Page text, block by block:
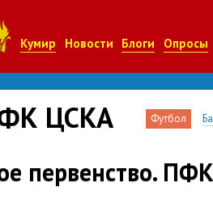
Кумир Новости Блоги Опросы
ЦСКА Футбол
первенство.